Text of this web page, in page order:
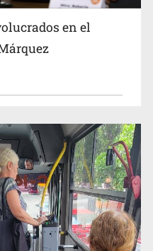
incendio de una vivienda
en el